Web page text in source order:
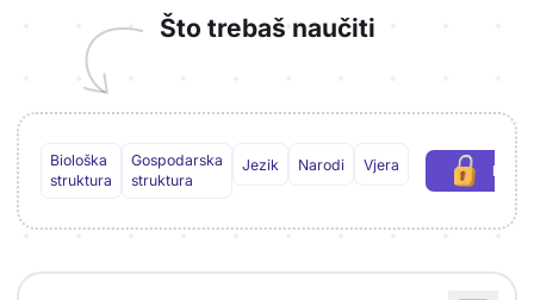
Što trebaš naučiti
Biološka
struktura
Gospodarska
struktura
Jezik Narodi Vjera